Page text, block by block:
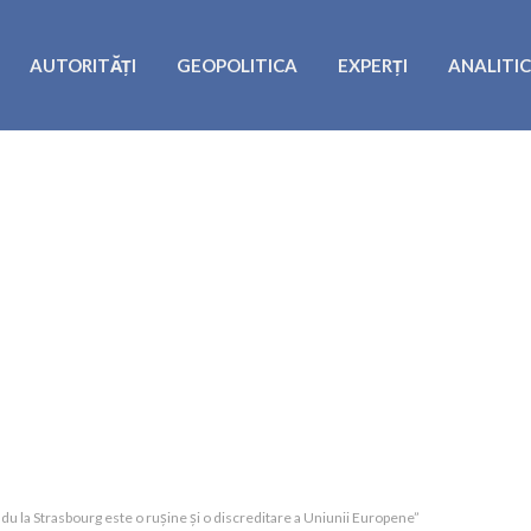
AUTORITĂȚI GEOPOLITICA EXPERȚI
la Strasbourg este o rușine și o discreditare a Uniunii Europene”